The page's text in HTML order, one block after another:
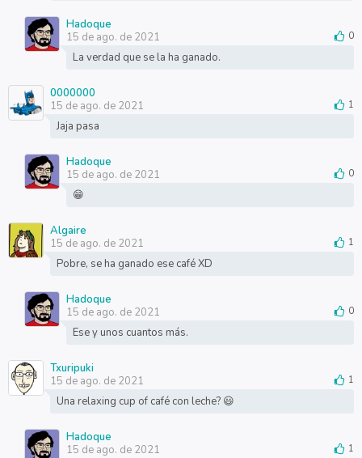
Hadoque
15 de ago. de 2021
0
La verdad que se la ha ganado.
0000000
15 de ago. de 2021
1
Jaja pasa
Hadoque
15 de ago. de 2021
0
😁
Algaire
15 de ago. de 2021
1
Pobre, se ha ganado ese café XD
Hadoque
15 de ago. de 2021
0
Ese y unos cuantos más.
Txuripuki
15 de ago. de 2021
1
Una relaxing cup of café con leche? 😃
Hadoque
15 de ago. de 2021
1